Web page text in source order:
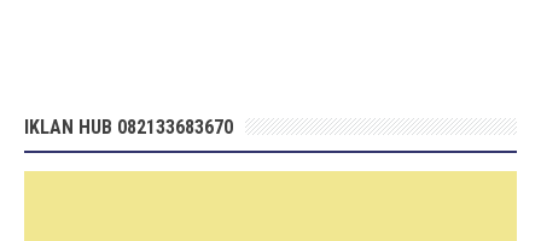
IKLAN HUB 082133683670